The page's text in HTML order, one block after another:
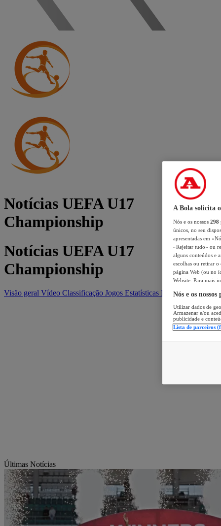
Notícias UEFA U17
Championship
Notícias UEFA U17
Championship
Visão geral Vídeo Classificação Jogos Estatísticas Equipas
Últimas Notícias
A Bola solicita
Nós e os nossos 298
únicos, no seu
apresentadas em
«Rejeitar tudo» ou
alguns conteúdos e
escolhas ou retirar
página Web (ou no
Website. Para mais
Nós e os
Utilizar dados de
Armazenar e/ou
publicidade e
Lista de parceiros